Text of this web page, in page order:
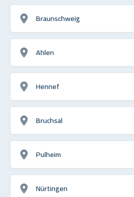
Braunschweig
Ahlen
Hennef
Bruchsal
Pulheim
Nürtingen